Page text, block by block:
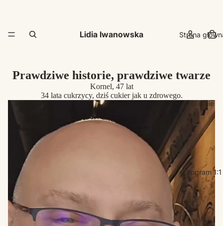
Lidia Iwanowska Strona
O mnie
Program 1:1
Prawdziwe historie, prawdziwe twarze
Kornel, 47 lat
34 lata cukrzycy, dziś cukier jak u zdrowego.